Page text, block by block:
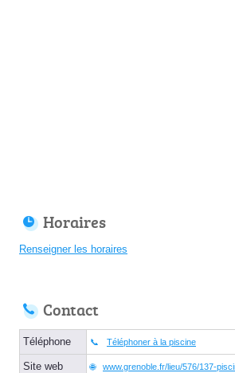
Horaires
Renseigner les horaires
Contact
Téléphone Téléphoner à la piscine
Site web www.grenoble.fr/lieu/576/137-